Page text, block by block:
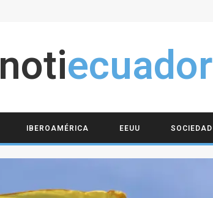
notiecuador
IBEROAMÉRICA EEUU SOCIEDAD